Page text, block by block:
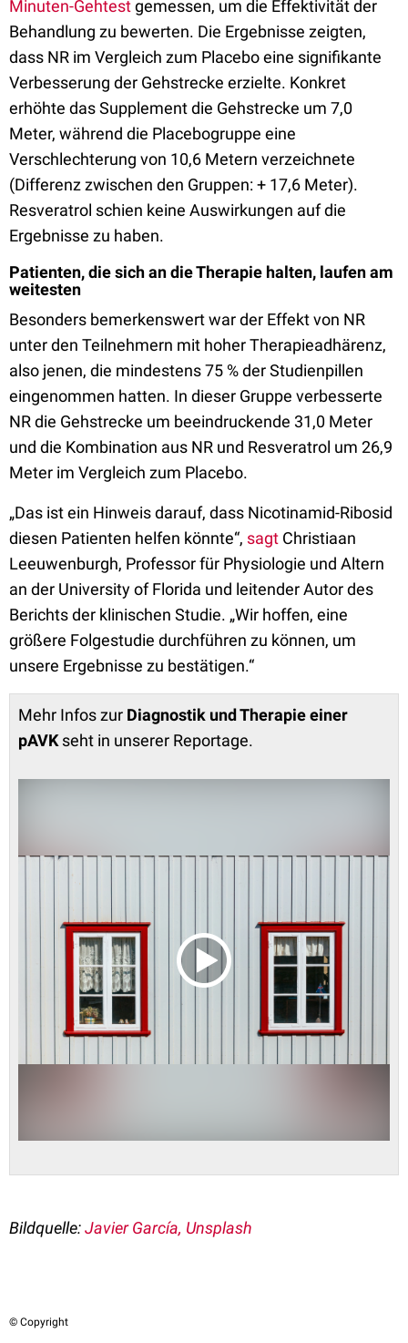
Minuten-Gehtestgemessen, um die Effektivität der
Behandlung zu bewerten. Die Ergebnisse zeigten,
dass NR im Vergleich zum Placebo eine signifikante
Verbesserung der Gehstrecke erzielte. Konkret
erhöhte das Supplement die Gehstrecke um 7,0
Meter, während die Placebogruppe eine
Verschlechterung von 10,6 Metern verzeichnete
(Differenz zwischen den Gruppen: + 17,6 Meter).
Resveratrol schien keine Auswirkungen auf die
Ergebnisse zu haben.
Patienten, die sich an die Therapie halten, laufen am
weitesten
Besonders bemerkenswert war der Effekt von NR
unter den Teilnehmern mit hoher Therapieadhärenz,
also jenen, die mindestens 75 % der Studienpillen
eingenommen hatten. In dieser Gruppe verbesserte
NR die Gehstrecke um beeindruckende 31,0 Meter
und die Kombination aus NR und Resveratrol um 26,9
Meter im Vergleich zum Placebo.
„Das ist ein Hinweis darauf, dass Nicotinamid-Ribosid
diesen Patienten helfen könnte“, sagt Christiaan
Leeuwenburgh, Professor für Physiologie und Altern
an der University of Florida und leitender Autor des
Berichts der klinischen Studie. „Wir hoffen, eine
größere Folgestudie durchführen zu können, um
unsere Ergebnisse zu bestätigen.“
Mehr Infos zur Diagnostik und Therapie einer
pAVKseht in unserer Reportage.
Bildquelle:Javier García, Unsplash
© Copyright